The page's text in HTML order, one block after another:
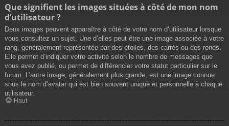
Que signifient les images situées à côté de mon nom
d’utilisateur ?
Deux images peuvent apparaître à côté de votre nom d’utilisateur lorsque
vous consultez un sujet. Une d’elles peut être une image associée à votre
rang, généralement représentée par des étoiles, des carrés ou des ronds.
Elle permet d’indiquer votre activité selon le nombre de messages que
vous avez publié, ou permet de différencier votre statut particulier sur le
forum. L’autre image, généralement plus grande, est une image connue
sous le nom d’avatar qui est bien souvent unique et personnelle à chaque
utilisateur.
Haut